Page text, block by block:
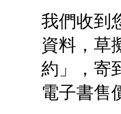
我們收到
資料，草
約」，寄
電子書售